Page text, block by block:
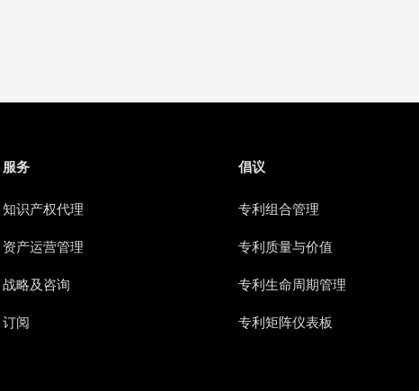
服务
知识产权代理
资产运营管理
战略及咨询
订阅
倡议
专利组合管理
专利质量与价值
专利生命周期管理
专利矩阵仪表板